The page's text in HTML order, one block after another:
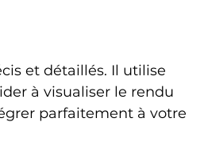
et détaillés. Il utilise
à visualiser le rendu
parfaitement à votre